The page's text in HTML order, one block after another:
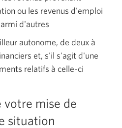
ou les revenus d'emploi
d'autres
autonome, de deux à
et, s'il s'agit d'une
relatifs à celle-ci
mise de
situation